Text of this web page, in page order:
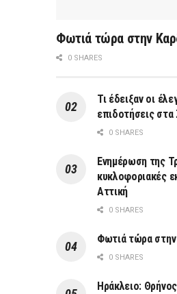
Φωτιά τώρα στην
0 SHARES
Τι έδειξαν οι
επιδοτήσεις στα
0 SHARES
Ενημέρωση της
κυκλοφοριακές
Αττική
0 SHARES
Φωτιά τώρα
0 SHARES
Ηράκλειο: